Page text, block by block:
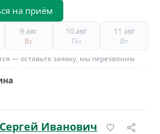
на приём
9 авг
Вс
10 авг
Пн
11 авг
Вт
— оставьте заявку, мы перезвоним
Иванович